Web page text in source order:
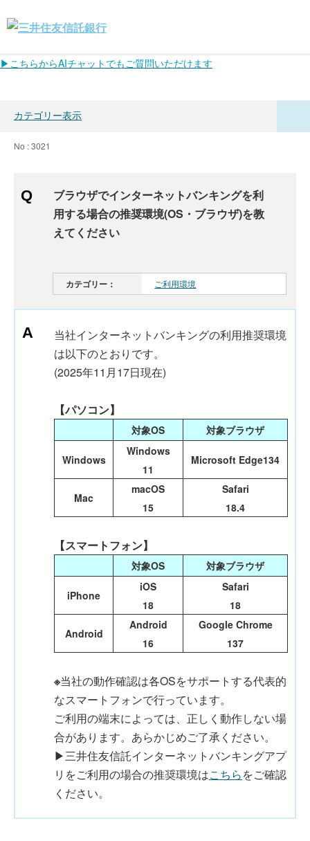
▶こちらからAIチャットでもご質問いただけます
カテゴリー表示
No : 3021
ブラウザでインターネットバンキングを利
用する場合の推奨環境(OS・ブラウザ)を教
えてください
カテゴリー： ご利用環境
当社インターネットバンキングの利用推奨環境
は以下のとおりです。
(2025年11月17日現在)
【パソコン】
対象OS 対象ブラウザ
Windows
Windows
11
Microsoft Edge134
Mac
macOS
15
Safari
18.4
【スマートフォン】
対象OS 対象ブラウザ
iPhone
iOS
18
Safari
18
Android
Android
16
Google Chrome
137
※当社の動作確認は各OSをサポートする代表的
なスマートフォンで行っています。
ご利用の端末によっては、正しく動作しない場
合があります。あらかじめご了承ください。
▶三井住友信託インターネットバンキングアプ
リをご利用の場合の推奨環境はこちらをご確認
ください。